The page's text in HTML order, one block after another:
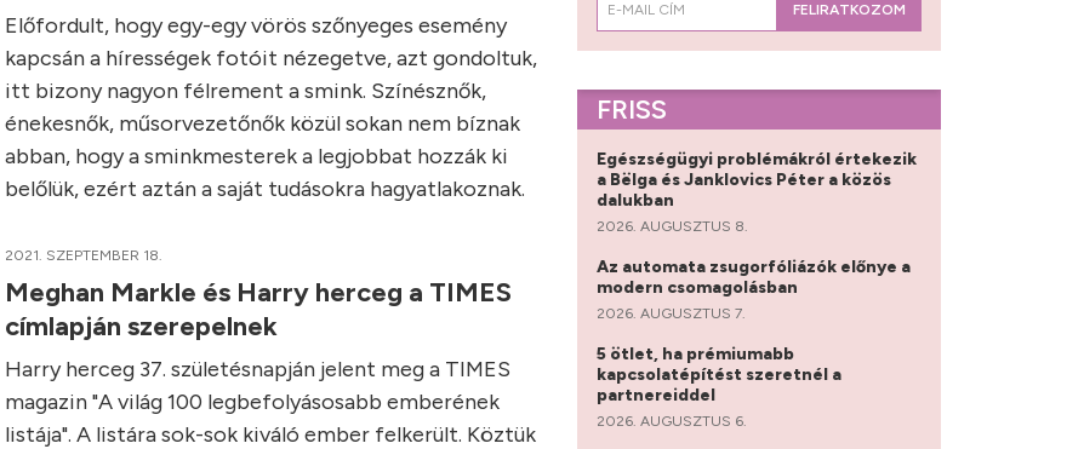
Előfordult, hogy egy-egy vörös szőnyeges esemény
kapcsán a hírességek fotóit nézegetve, azt gondoltuk,
itt bizony nagyon félrement a smink. Színésznők,
énekesnők, műsorvezetőnők közül sokan nem bíznak
abban, hogy a sminkmesterek a legjobbat hozzák ki
belőlük, ezért aztán a saját tudásokra hagyatlakoznak.
2021. SZEPTEMBER 18.
Meghan Markle és Harry herceg a TIMES
címlapján szerepelnek
Harry herceg 37. születésnapján jelent meg a TIMES
magazin "A világ 100 legbefolyásosabb emberének
listája". A listára sok-sok kiváló ember felkerült. Köztük
FELIRATKOZOM
FRISS
Egészségügyi problémákról értekezik
a Bëlga és Janklovics Péter a közös
dalukban
2026. AUGUSZTUS 8.
Az automata zsugorfóliázók előnye a
modern csomagolásban
2026. AUGUSZTUS 7.
5 ötlet, ha prémiumabb
kapcsolatépítést szeretnél a
partnereiddel
2026. AUGUSZTUS 6.